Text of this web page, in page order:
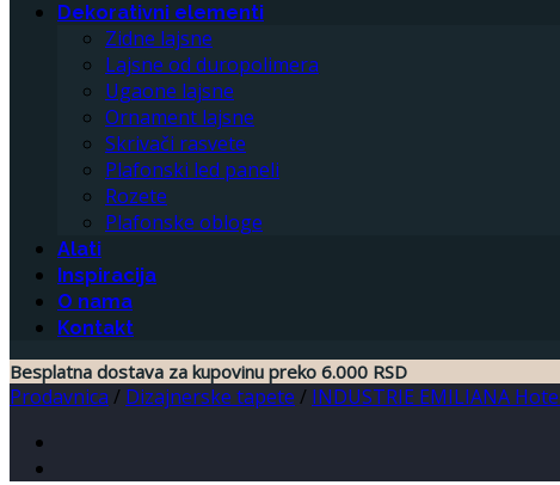
Dekorativni elementi
Zidne lajsne
Lajsne od duropolimera
Ugaone lajsne
Ornament lajsne
Skrivači rasvete
Plafonski led paneli
Rozete
Plafonske obloge
Alati
Inspiracija
O nama
Kontakt
Besplatna dostava za kupovinu preko 6.000 RSD
Prodavnica / Dizajnerske tapete / INDUSTRIE EMILIANA